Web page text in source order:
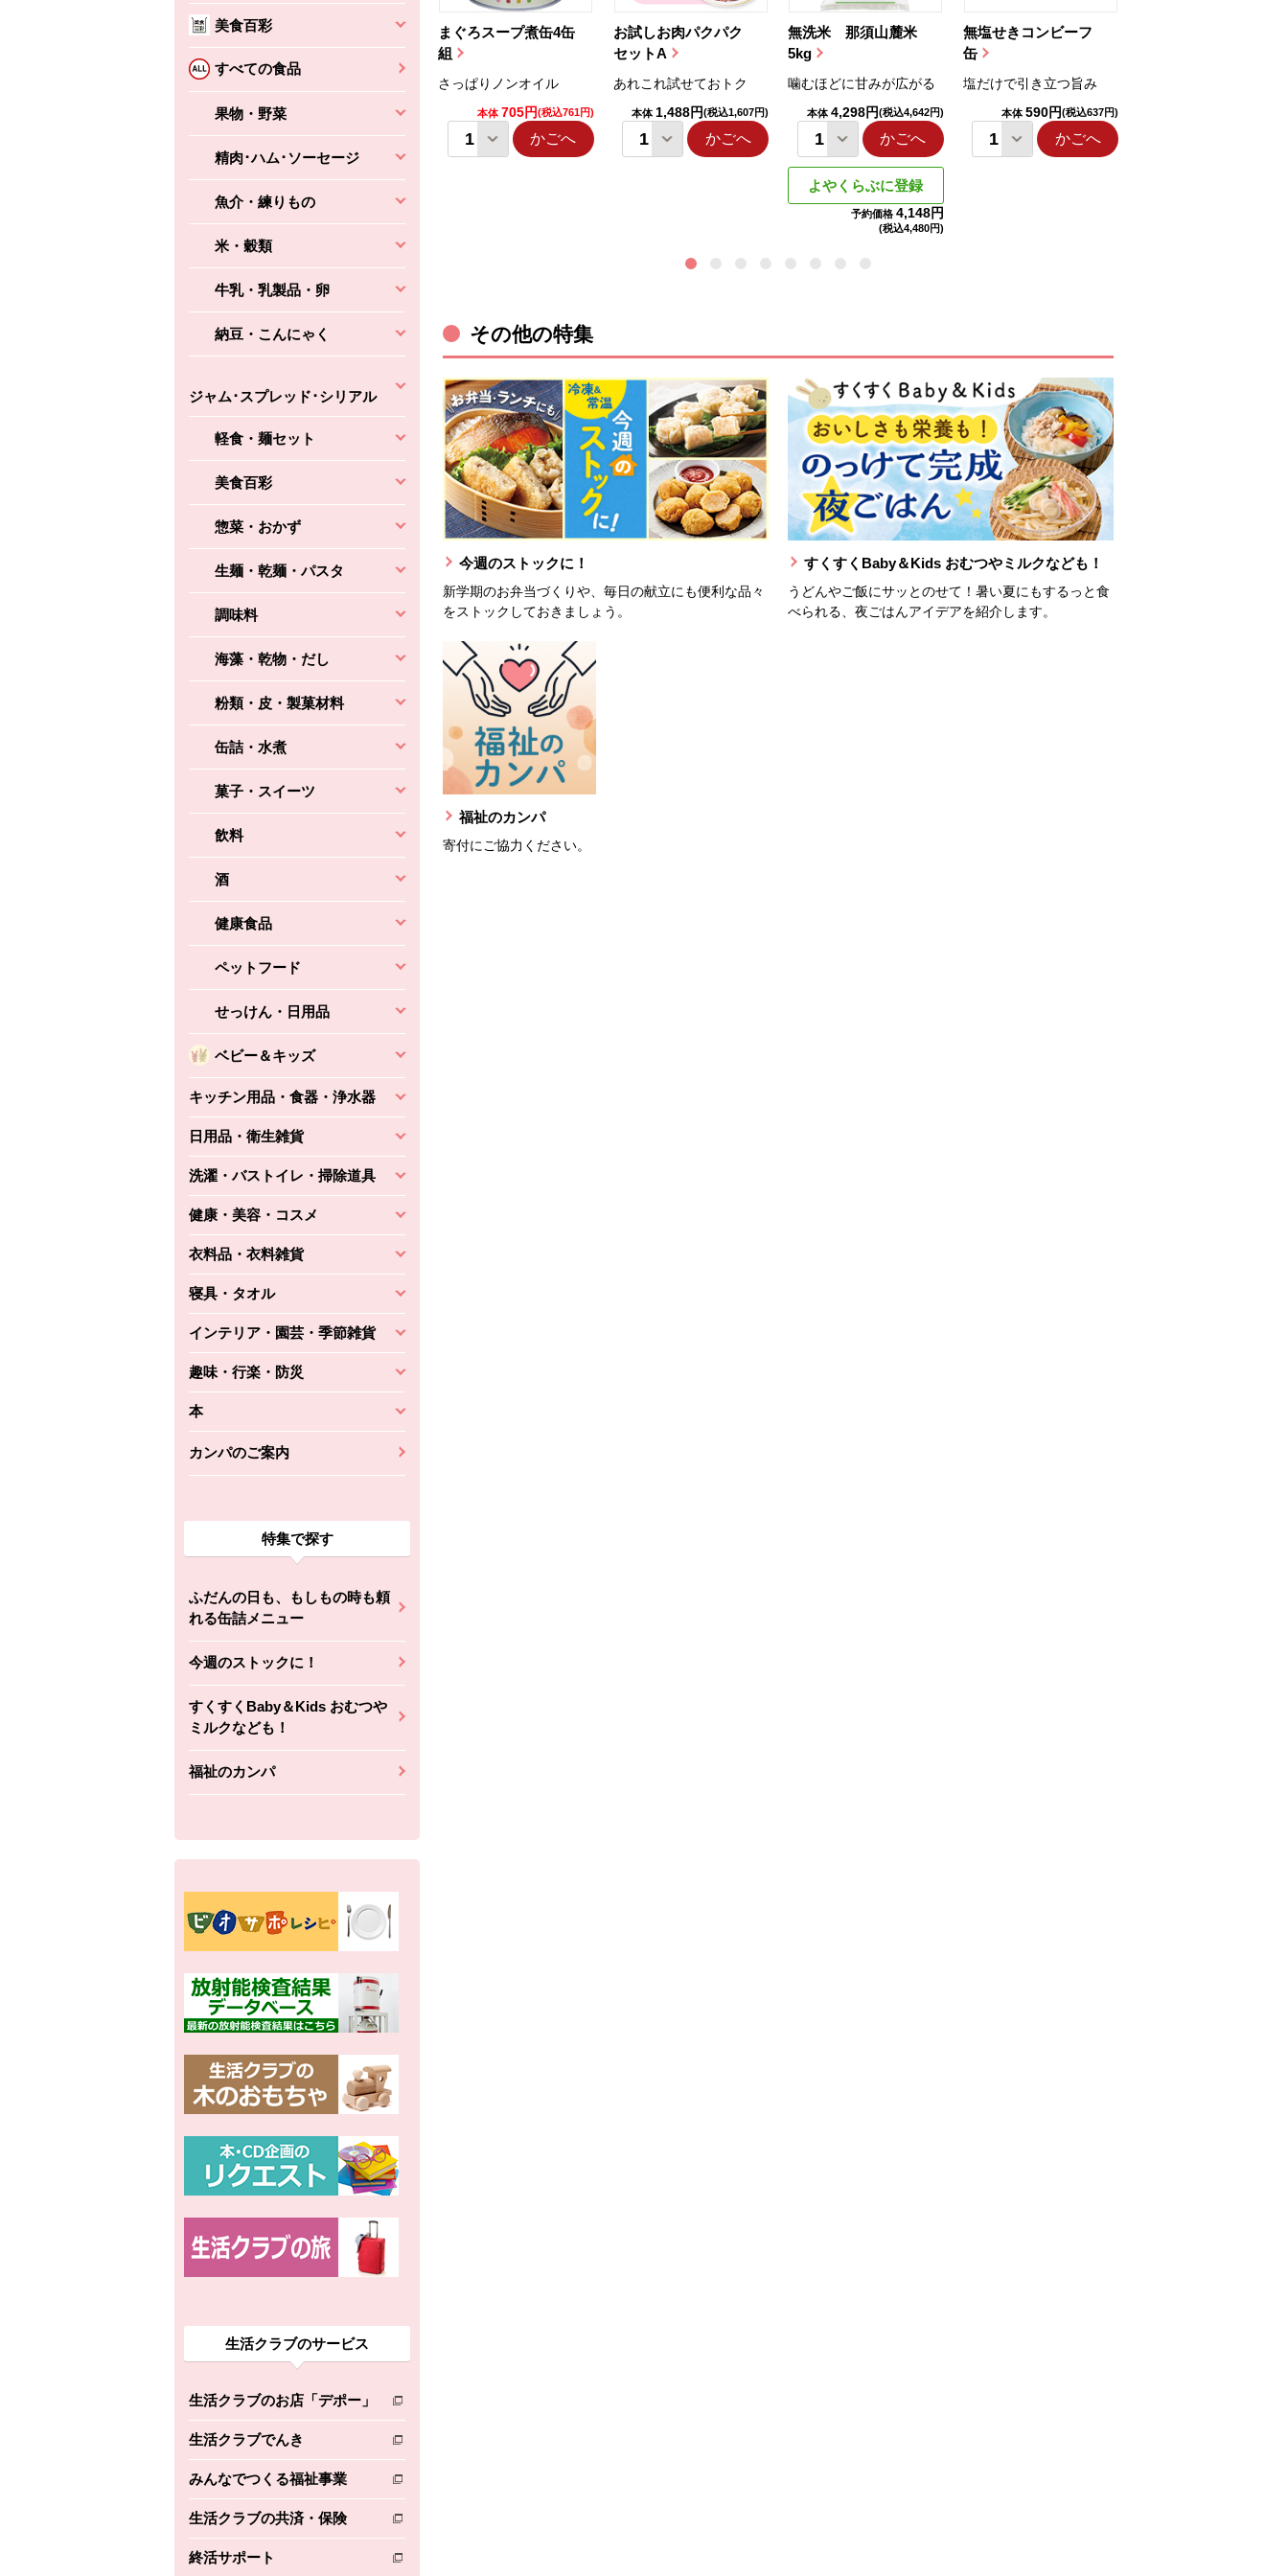
美食百彩
すべての食品
果物・野菜
精肉･ハム･ソーセージ
魚介・練りもの
米・穀類
牛乳・乳製品・卵
納豆・こんにゃく
ジャム･スプレッド･シリアル
軽食・麺セット
美食百彩
惣菜・おかず
生麺・乾麺・パスタ
調味料
海藻・乾物・だし
粉類・皮・製菓材料
缶詰・水煮
菓子・スイーツ
飲料
酒
健康食品
ペットフード
せっけん・日用品
ベビー＆キッズ
キッチン用品・食器・浄水器
日用品・衛生雑貨
洗濯・バストイレ・掃除道具
健康・美容・コスメ
衣料品・衣料雑貨
寝具・タオル
インテリア・園芸・季節雑貨
趣味・行楽・防災
本
カンパのご案内
特集で探す
ふだんの日も、もしもの時も頼
れる缶詰メニュー
今週のストックに！
すくすくBaby＆Kids おむつや
ミルクなども！
福祉のカンパ
生活クラブのサービス
生活クラブのお店「デポー」
別のウィンドウで開きます。
生活クラブでんき
別のウィンドウで開きます。
みんなでつくる福祉事業
別のウィンドウで開きます。
生活クラブの共済・保険
別のウィンドウで開きます。
終活サポート
別のウィンドウで開きます。
まぐろスープ煮缶4缶
組
さっぱりノンオイル
本体 705円(税込761円)
かごへ
お試しお肉パクパク
セットA
あれこれ試せておトク
本体 1,488円(税込1,607円)
かごへ
無洗米 那須山麓米
5kg
噛むほどに甘みが広がる
本体 4,298円(税込4,642円)
かごへ
よやくらぶに登録
予約価格 4,148円
(税込4,480円)
無塩せきコンビーフ
缶
塩だけで引き立つ旨み
本体 590円(税込637円)
かごへ
ちょこっと揚げ（香
えびの風味がぶわっ！
(税込356円)
かごへ
バルサミコ
コク深くフルーティー
本体2,160円(税込2,333円)
かごへ
その他の特集
今週のストックに！
新学期のお弁当づくりや、毎日の献立にも便利な品々
をストックしておきましょう。
すくすくBaby＆Kids おむつやミルクなども！
うどんやご飯にサッとのせて！暑い夏にもするっと食
べられる、夜ごはんアイデアを紹介します。
福祉のカンパ
寄付にご協力ください。